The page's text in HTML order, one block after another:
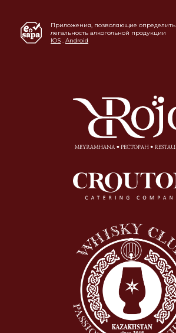
Приложения, позволяющие определить
легальность алкогольной продукции
IOS . Android